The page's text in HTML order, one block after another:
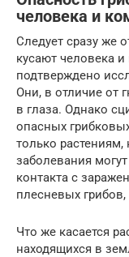
человека и
Следует сразу же
кусают человека
подтверждено
Они, в отличие от
в глаза. Однако
опасных
только
заболевания
контакта с
плесневых
Что же касается
находящихся в